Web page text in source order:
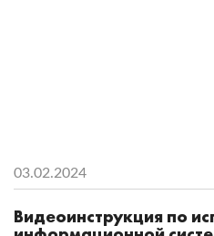
03.02.2024
Видеоинструкция по